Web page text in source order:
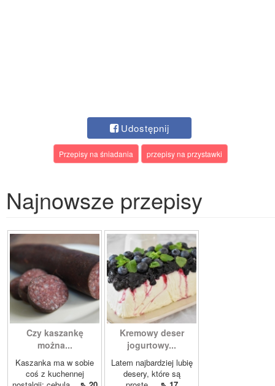
Udostępnij
Przepisy na śniadania przepisy na przystawki
Najnowsze przepisy
Czy kaszankę
można...
Kaszanka ma w sobie
coś z kuchennej
Kremowy deser
jogurtowy...
Latem najbardziej lubię
desery, które są